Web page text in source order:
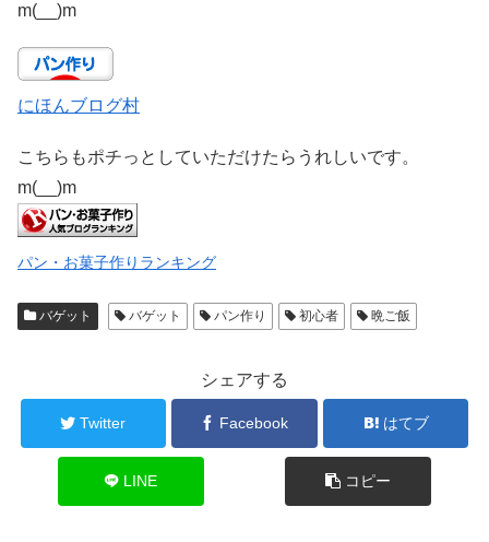
m(__)m
にほんブログ村
こちらもポチっとしていただけたらうれしいです。
m(__)m
パン・お菓子作りランキング
バゲット バゲット パン作り 初心者 晩ご飯
シェアする
Twitter Facebook はてブ
LINE コピー